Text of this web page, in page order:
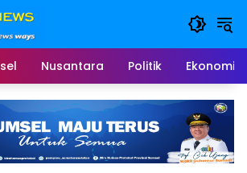
Nusantara Politik Ekonomi